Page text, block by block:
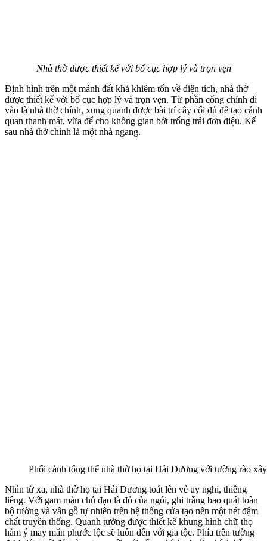
Nhà thờ được thiết kế với bố cục hợp lý và trọn vẹn
Định hình trên một mảnh đất khá khiêm tốn về diện tích, nhà thờ
được thiết kế với bố cục hợp lý và trọn vẹn. Từ phần cổng chính đi
vào là nhà thờ chính, xung quanh được bài trí cây cối đủ để tạo cảnh
quan thanh mát, vừa để cho không gian bớt trống trải đơn điệu. Kế
sau nhà thờ chính là một nhà ngang.
Phối cảnh tổng thể nhà thờ họ tại Hải Dương với tường rào
Nhìn từ xa, nhà thờ họ tại Hải Dương toát lên vẻ uy nghi, thiêng
liêng. Với gam màu chủ đạo là đỏ của ngói, ghi trắng bao quát toàn
bộ tường và vân gỗ tự nhiên trên hệ thống cửa tạo nên một nét đậm
chất truyền thống. Quanh tường được thiết kế khung hình chữ thọ
hàm ý may mắn phước lộc sẽ luôn đến với gia tộc. Phía trên tường